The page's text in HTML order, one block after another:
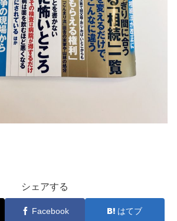
シェアする
Facebook はてブ